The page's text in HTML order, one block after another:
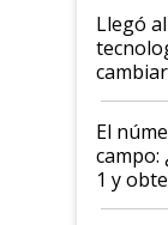
Llegó
clave:
fuera
un
El
campo:
1 y
hasta